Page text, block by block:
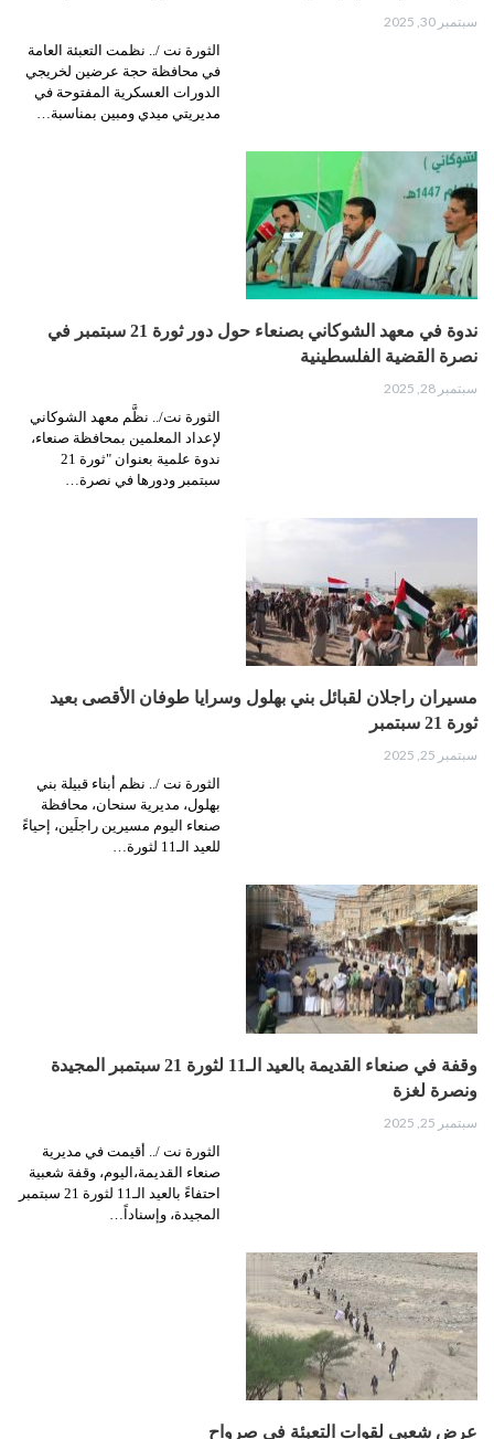
سبتمبر 30, 2025
الثورة نت /.. نظمت التعبئة العامة
في محافظة حجة عرضين لخريجي
الدورات العسكرية المفتوحة في
مديريتي ميدي ومبين بمناسبة…
ندوة في معهد الشوكاني بصنعاء حول دور ثورة 21 سبتمبر في
نصرة القضية الفلسطينية
سبتمبر 28, 2025
الثورة نت/.. نظَّم معهد الشوكاني
لإعداد المعلمين بمحافظة صنعاء،
ندوة علمية بعنوان "ثورة 21
سبتمبر ودورها في نصرة…
مسيران راجلان لقبائل بني بهلول وسرايا طوفان الأقصى بعيد
ثورة 21 سبتمبر
سبتمبر 25, 2025
الثورة نت /.. نظم أبناء قبيلة بني
بهلول، مديرية سنحان، محافظة
صنعاء اليوم مسيرين راجلَين، إحياءً
للعيد الـ11 لثورة…
وقفة في صنعاء القديمة بالعيد الـ11 لثورة 21 سبتمبر المجيدة
ونصرة لغزة
سبتمبر 25, 2025
الثورة نت /.. أقيمت في مديرية
صنعاء القديمة،اليوم، وقفة شعبية
احتفاءً بالعيد الـ11 لثورة 21 سبتمبر
المجيدة، وإسناداً…
عرض شعبي لقوات التعبئة في صرواح